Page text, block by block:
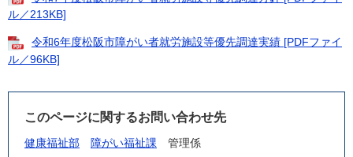
ル／213KB]
令和6年度松阪市障がい者就労施設等優先調達実績 [PDFファイ
ル／96KB]
このページに関するお問い合わせ先
健康福祉部 障がい福祉課
管理係